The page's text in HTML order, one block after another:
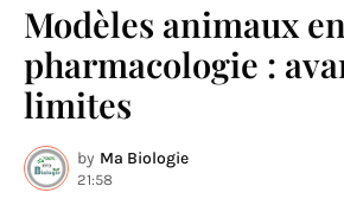
Modèles animaux en
pharmacologie :
limites
by Ma Biologie
21:58